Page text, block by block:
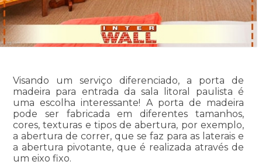
Visando um serviço diferenciado, a porta de
madeira para entrada da sala litoral paulista é
uma escolha interessante! A porta de madeira
pode ser fabricada em diferentes tamanhos,
cores, texturas e tipos de abertura, por exemplo,
a abertura de correr, que se faz para as laterais e
a abertura pivotante, que é realizada através de
um eixo fixo.